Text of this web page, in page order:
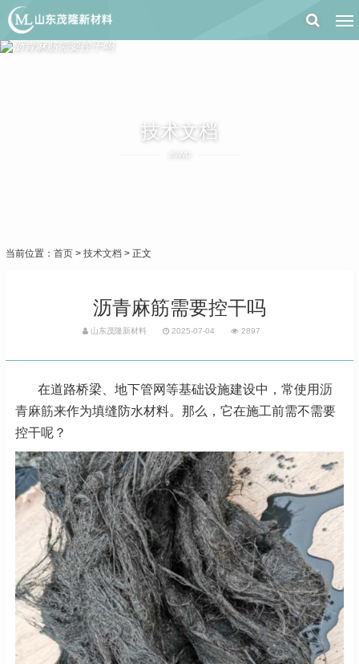
技术文档
JSWD
当前位置： 首页 > 技术文档 > 正文
沥青麻筋需要控干吗
山东茂隆新材料 2025-07-04 2897
在道路桥梁、地下管网等基础设施建设中，常使用沥
青麻筋来作为填缝防水材料。那么，它在施工前需不需要
控干呢？